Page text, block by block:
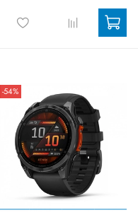
-54%